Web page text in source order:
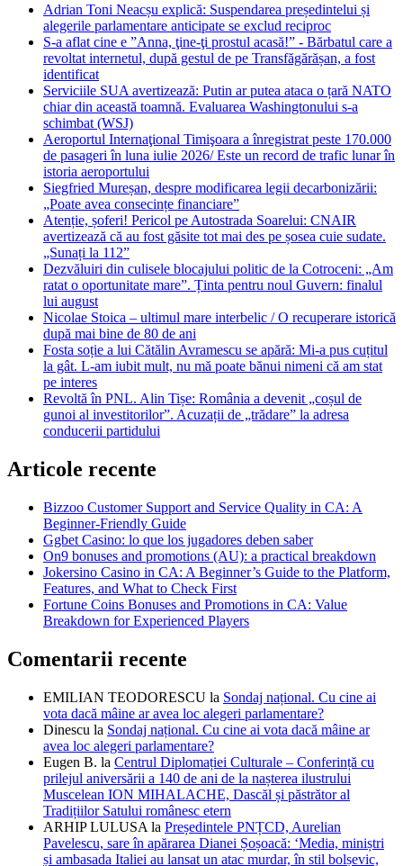
Adrian Toni Neacșu explică: Suspendarea președintelui și
alegerile parlamentare anticipate se exclud reciproc
S-a aflat cine e ”Anna, ţine-ţi prostul acasă!” - Bărbatul care a
revoltat internetul, după gestul de pe Transfăgărășan, a fost
identificat
Serviciile SUA avertizează: Putin ar putea ataca o țară NATO
chiar din această toamnă. Evaluarea Washingtonului s-a
schimbat (WSJ)
Aeroportul Internaţional Timişoara a înregistrat peste 170.000
de pasageri în luna iulie 2026/ Este un record de trafic lunar în
istoria aeroportului
Siegfried Mureșan, despre modificarea legii decarbonizării:
„Poate avea consecințe financiare”
Atenție, șoferi! Pericol pe Autostrada Soarelui: CNAIR
avertizează că au fost găsite tot mai des pe șosea cuie sudate.
„Sunați la 112”
Dezvăluiri din culisele blocajului politic de la Cotroceni: „Am
ratat o oportunitate mare”. Ținta pentru noul Guvern: finalul
lui august
Nicolae Stoica – ultimul mare interbelic / O recuperare istorică
după mai bine de 80 de ani
Fosta soție a lui Cătălin Avramescu se apără: Mi-a pus cuțitul
la gât. L-am iubit mult, nu mă poate bănui nimeni că am stat
pe interes
Revoltă în PNL. Alin Tișe: România a devenit „coșul de
gunoi al investitorilor”. Acuzații de „trădare” la adresa
conducerii partidului
Articole recente
Bizzoo Customer Support and Service Quality in CA: A
Beginner-Friendly Guide
Ggbet Casino: lo que los jugadores deben saber
On9 bonuses and promotions (AU): a practical breakdown
Jokersino Casino in CA: A Beginner’s Guide to the Platform,
Features, and What to Check First
Fortune Coins Bonuses and Promotions in CA: Value
Breakdown for Experienced Players
Comentarii recente
EMILIAN TEODORESCU la Sondaj național. Cu cine ai
vota dacă mâine ar avea loc alegeri parlamentare?
Dinescu la Sondaj național. Cu cine ai vota dacă mâine ar
avea loc alegeri parlamentare?
Eugen B. la Centrul Diplomației Culturale – Conferință cu
prilejul aniversării a 140 de ani de la nașterea ilustrului
Muscelean ION MIHALACHE, Dascăl și păstrător al
Tradițiilor Satului românesc etern
ARHIP LULUSA la Președintele PNȚCD, Aurelian
Pavelescu, sare în apărarea Dianei Șoșoacă: ‘Media, miniștri
și ambasada Italiei au lansat un atac murdar, în stil bolșevic,